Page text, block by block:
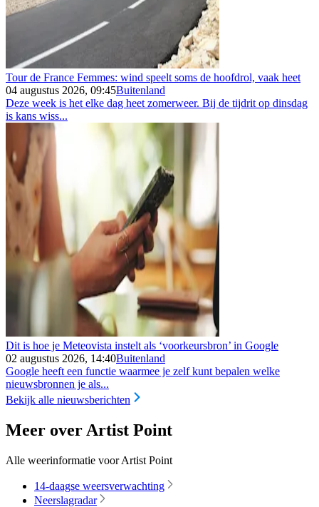
Tour de France Femmes: wind speelt soms de hoofdrol, vaak heet
04 augustus 2026, 09:45Buitenland
Deze week is het elke dag heet zomerweer. Bij de tijdrit op dinsdag
is kans wiss...
Dit is hoe je Meteovista instelt als ‘voorkeursbron’ in Google
02 augustus 2026, 14:40Buitenland
Google heeft een functie waarmee je zelf kunt bepalen welke
nieuwsbronnen je als...
Bekijk alle nieuwsberichten
Meer over Artist Point
Alle weerinformatie voor Artist Point
14-daagse weersverwachting
Neerslagradar